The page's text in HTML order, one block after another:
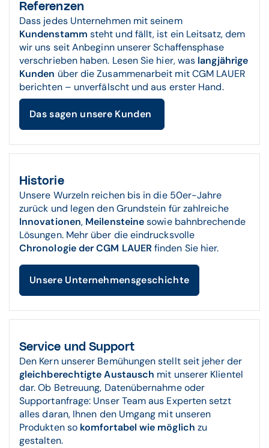
Referenzen
Dass jedes Unternehmen mit seinem
Kundenstamm steht und fällt, ist ein Leitsatz, dem
wir uns seit Anbeginn unserer Schaffensphase
verschrieben haben. Lesen Sie hier, was langjährige
Kunden über die Zusammenarbeit mit CGM LAUER
berichten – unverfälscht und aus erster Hand.
Das sagen unsere Kunden
Historie
Unsere Wurzeln reichen bis in die 50er-Jahre
zurück und legen den Grundstein für zahlreiche
Innovationen, Meilensteinesowie bahnbrechende
Lösungen. Mehr über die eindrucksvolle
Chronologie der CGM LAUERfinden Sie hier.
Unsere Unternehmensgeschichte
Service und Support
Den Kern unserer Bemühungen stellt seit jeher der
gleichberechtigte Austausch mit unserer Klientel
dar. Ob Betreuung, Datenübernahme oder
Supportanfrage: Unser Team aus Experten setzt
alles daran, Ihnen den Umgang mit unseren
Produkten so komfortabel wie möglich zu
gestalten.